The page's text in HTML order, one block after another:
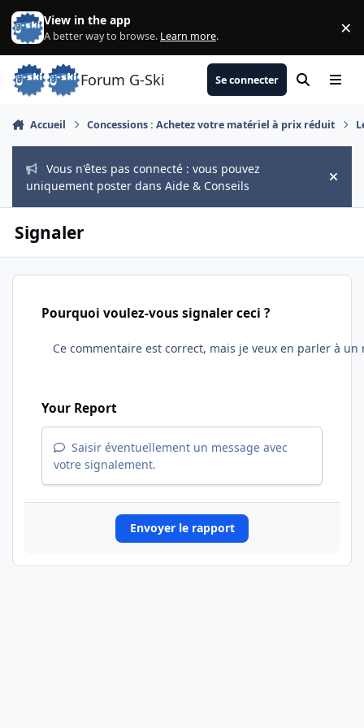
Aller au contenu
View in the app
A better way to browse. Learn more. ×
Forum G-Ski Se connecter Rechercher
Menu
Accueil Concessions : Achetez votre matériel à prix réduit
Vous n'êtes pas connecté : vous pouvez
uniquement poster dans Aide & Conseils
Hide
Signaler
Pourquoi voulez-vous signaler ceci ?
Your Report
Saisir éventuellement un message avec
votre signalement.
Envoyer le rapport